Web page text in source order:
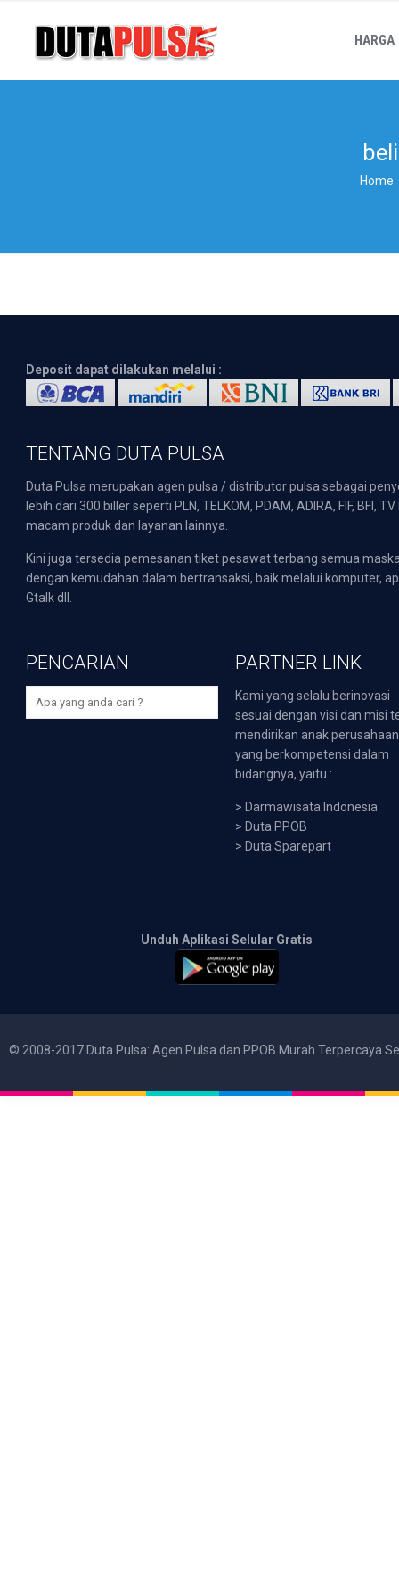
HARGA
Home
Deposit dapat dilakukan melalui :
TENTANG DUTA PULSA
Duta Pulsa merupakan agen pulsa / distributor pulsa sebagai
lebih dari 300 biller seperti PLN, TELKOM, PDAM, ADIRA, FIF,
macam produk dan layanan lainnya.
Kini juga tersedia pemesanan tiket pesawat terbang semua
dengan kemudahan dalam bertransaksi, baik melalui komputer,
Gtalk dll.
PENCARIAN PARTNER LINK
Kami yang selalu berinovasi
sesuai dengan visi dan misi
mendirikan anak perusahaan
yang berkompetensi dalam
bidangnya, yaitu :
> Darmawisata Indonesia
> Duta PPOB
> Duta Sparepart
Unduh Aplikasi Selular Gratis
© 2008-2017 Duta Pulsa: Agen Pulsa dan PPOB Murah Terpercaya